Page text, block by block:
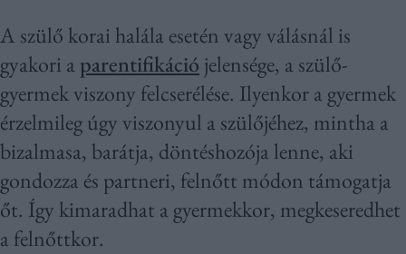
A szülő korai halála esetén vagy válásnál is
gyakori a parentifikáció jelensége, a szülő-
gyermek viszony felcserélése. Ilyenkor a gyermek
érzelmileg úgy viszonyul a szülőjéhez, mintha a
bizalmasa, barátja, döntéshozója lenne, aki
gondozza és partneri, felnőtt módon támogatja
őt. Így kimaradhat a gyermekkor, megkeseredhet
a felnőttkor.